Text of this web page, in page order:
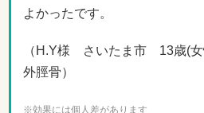
よかったです。
（H.Y様 さいたま市 13歳(
外脛骨）
※効果には個人差があります